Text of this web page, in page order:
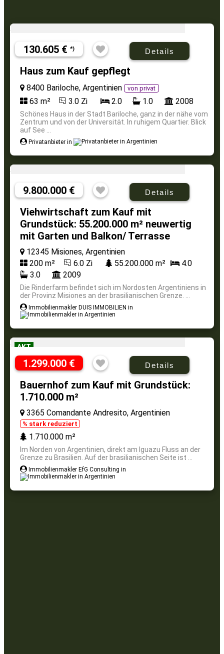
130.605 € *) Details
Haus zum Kauf gepflegt
8400 Bariloche, Argentinien von privat
63 m² 3.0 Zi 2.0 1.0 2008
Schönes Haus in der Stadt Bariloche, ganz in der nähe vom
Zentrum und von der Universität. In ruhigem Quartier. Blick
auf See ...
Privatanbieter in
9.800.000 € Details
Viehwirtschaft zum Kauf mit
Grundstück: 55.200.000 m² neuwertig
mit Garten und Balkon/ Terrasse
12345 Misiones, Argentinien
200 m²
6.0 Zi 55.200.000 m²
4.0
3.0
2009
Die Rinderfarm befindet sich im Nordosten Argentiniens in
der Provinz Misiones an der brasilianischen Grenze. ...
Immobilienmakler DUIS IMMOBILIEN in
AKT
1.299.000 € Details
Bauernhof zum Kauf mit Grundstück:
1.710.000 m²
3365 Comandante Andresito, Argentinien
% stark reduziert
1.710.000 m²
Im Norden von Argentinien, direkt am Iguazu Fluss an der
Grenze zu Brasilien. Auf der brasilianischen Seite ist ...
Immobilienmakler EfG Consulting in